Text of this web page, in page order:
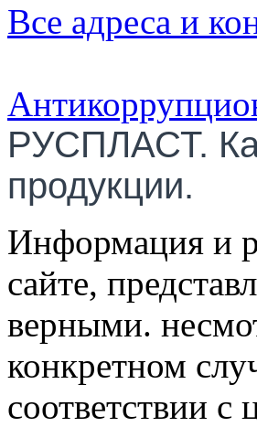
Все адреса и
РУСПЛАСТ.
продукции.
Информация и
сайте,
верными.
конкретном
соответствии с